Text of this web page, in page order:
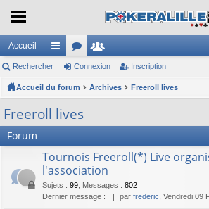
Accueil
ac
co
ur
or
u
e
m
Rechercher Connexion Inscription
Accueil du forum Archives
Freeroll lives
Freeroll lives
Forum
Tournois Freeroll(*) Live
l'association
Sujets : 99 Messages : 802
Dernier message :
par frederic , Vendredi 09